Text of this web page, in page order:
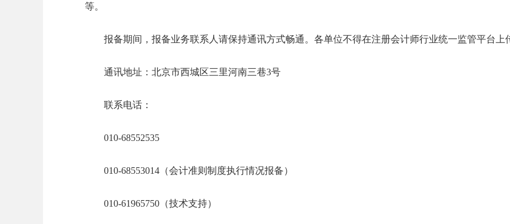
等。
报备期间，报备业务联系人请保持通讯方式畅通。各单位不得在注册会计师行业统一监管平台上
通讯地址：北京市西城区三里河南三巷3号
联系电话：
010-68552535
010-68553014（会计准则制度执行情况报备）
010-61965750（技术支持）